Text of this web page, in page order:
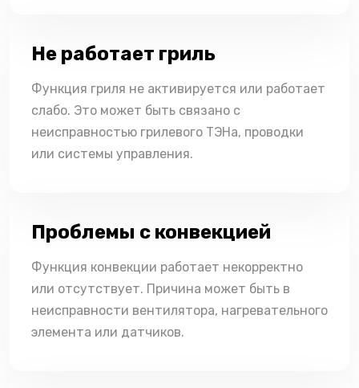
Не работает гриль
Функция гриля не активируется или работает
слабо. Это может быть связано с
неисправностью грилевого ТЭНа, проводки
или системы управления.
Проблемы с конвекцией
Функция конвекции работает некорректно
или отсутствует. Причина может быть в
неисправности вентилятора, нагревательного
элемента или датчиков.